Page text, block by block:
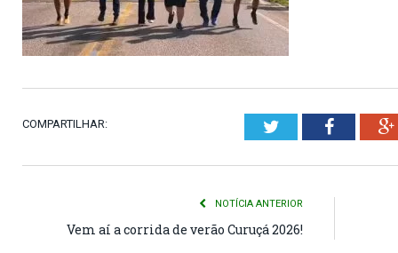
COMPARTILHAR: Twitter
NOTÍCIA ANTERIOR
Vem aí a corrida de verão Curuçá 2026!